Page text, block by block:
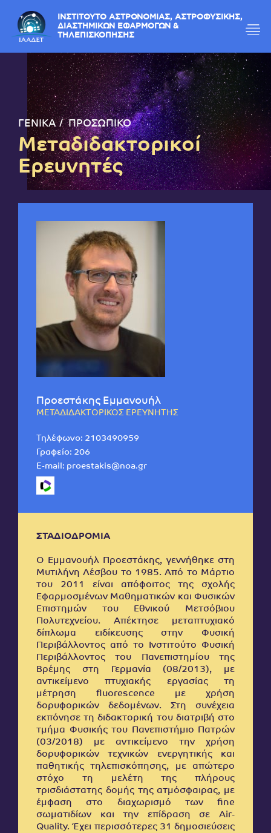
ΙΝΣΤΙΤΟΥΤΟ ΑΣΤΡΟΝΟΜΙΑΣ, ΑΣΤΡΟΦΥΣΙΚΗΣ,
ΔΙΑΣΤΗΜΙΚΩΝ ΕΦΑΡΜΟΓΩΝ &
ΤΗΛΕΠΙΣΚΟΠΗΣΗΣ
ΓΕΝΙΚΑ ΠΡΟΣΩΠΙΚΟ
Μεταδιδακτορικοί
Ερευνητές
Προεστάκης Εμμανουήλ
ΜΕΤΑΔΙΔΑΚΤΟΡΙΚΟΣ ΕΡΕΥΝΗΤΗΣ
Τηλέφωνο: 2103490959
Γραφείο: 206
E-mail: proestakis@noa.gr
ΣΤΑΔΙΟΔΡΟΜΙΑ
Ο Εμμανουήλ Προεστάκης, γεννήθηκε στη
Μυτιλήνη Λέσβου το 1985. Από το Μάρτιο
του 2011 είναι απόφοιτος της σχολής
Εφαρμοσμένων Μαθηματικών και Φυσικών
Επιστημών του Εθνικού Μετσόβιου
Πολυτεχνείου. Απέκτησε μεταπτυχιακό
δίπλωμα ειδίκευσης στην Φυσική
Περιβάλλοντος από το Ινστιτούτο Φυσική
Περιβάλλοντος του Πανεπιστημίου της
Βρέμης στη Γερμανία (08/2013), με
αντικείμενο πτυχιακής εργασίας τη
μέτρηση fluorescence με χρήση
δορυφορικών δεδομένων. Στη συνέχεια
εκπόνησε τη διδακτορική του διατριβή στο
τμήμα Φυσικής του Πανεπιστήμιο Πατρών
(03/2018) με αντικείμενο την χρήση
δορυφορικών τεχνικών ενεργητικής και
παθητικής τηλεπισκόπησης, με απώτερο
στόχο τη μελέτη της πλήρους
τρισδιάστατης δομής της ατμόσφαιρας, με
έμφαση στο διαχωρισμό των fine
σωματιδίων και την επίδραση σε Air-
Quality. Έχει περισσότερες 31 δημοσιεύσεις